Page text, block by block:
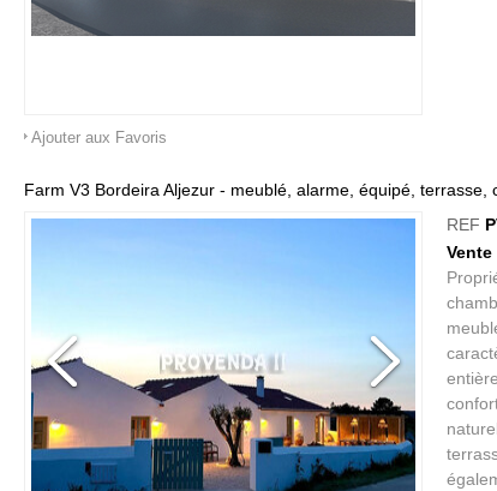
Ajouter aux Favoris
Farm V3 Bordeira Aljezur - meublé, alarme, équipé, terrasse,
REF
Vente